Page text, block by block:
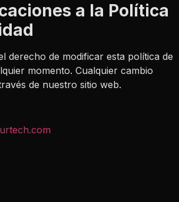
a la Política
derecho de modificar esta política de
momento. Cualquier cambio
de nuestro sitio web.